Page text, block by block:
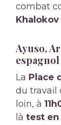
combat
Khalokov
Ayuso,
La Place
du travail
loin, à
là test en